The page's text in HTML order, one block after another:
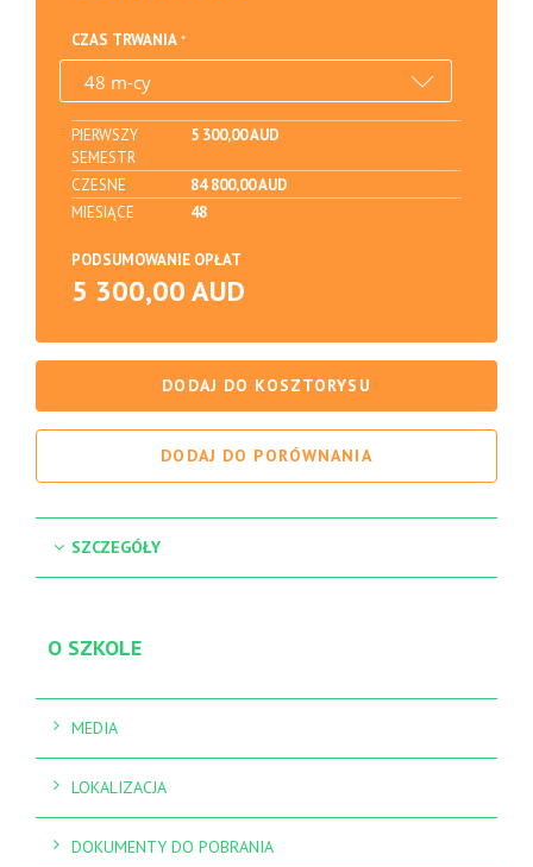
CZAS TRWANIA
PIERWSZY
SEMESTR
5 300,00 AUD
CZESNE
84 800,00 AUD
MIESIĄCE
48
PODSUMOWANIE OPŁAT
5 300,00 AUD
DODAJ DO KOSZTORYSU
DODAJ DO PORÓWNANIA
SZCZEGÓŁY
O SZKOLE
MEDIA
LOKALIZACJA
DOKUMENTY DO POBRANIA